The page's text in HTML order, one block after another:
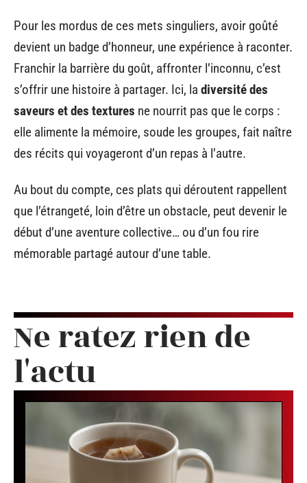
Pour les mordus de ces mets singuliers, avoir goûté
devient un badge d’honneur, une expérience à raconter.
Franchir la barrière du goût, affronter l’inconnu, c’est
s’offrir une histoire à partager. Ici, la diversité des
saveurs et des textures ne nourrit pas que le corps :
elle alimente la mémoire, soude les groupes, fait naître
des récits qui voyageront d’un repas à l’autre.
Au bout du compte, ces plats qui déroutent rappellent
que l’étrangeté, loin d’être un obstacle, peut devenir le
début d’une aventure collective… ou d’un fou rire
mémorable partagé autour d’une table.
Ne ratez rien de
l'actu